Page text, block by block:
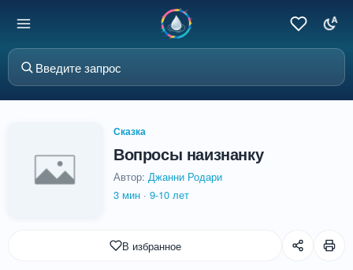
Сказка
Вопросы наизнанку
Автор: Джанни Родари
3 мин · 9-10 лет
В избранное